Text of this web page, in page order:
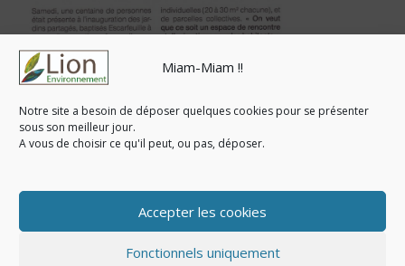
Miam-Miam !!
Notre site a besoin de déposer quelques cookies pour se présenter
sous son meilleur jour.
A vous de choisir ce qu'il peut, ou pas, déposer.
Accepter les cookies
Fonctionnels uniquement